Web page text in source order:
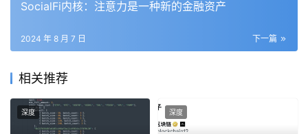
钱，但一旦它实际开始出售比特币来获利，就会将价格推回
去，”Angel 说。虽然特朗普最初提议现任政府必须得暂停
把已经拥有的比特币售出，但他也含糊地允诺美国会随着时
间的推移增加其持仓数量。
且倘若特朗普要扩大比特币储备资金，他就必须找到其他资
金来购买这些额外的比特币，但现成的选择，如增加税收、
SocialFi内核：注意力是一种新的金融资产
下一篇
2024 年 8 月 7 日
相关推荐
深度 深度